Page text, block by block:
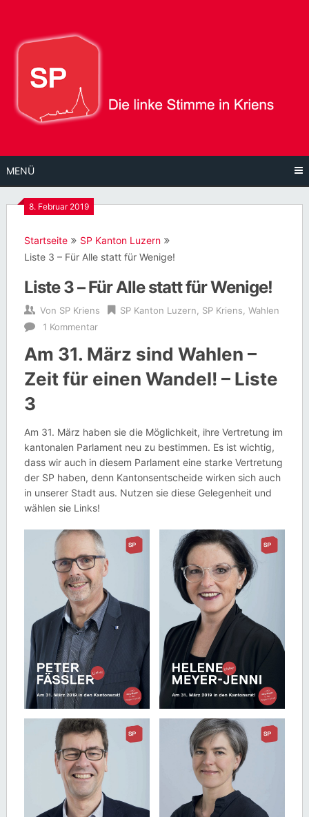
Inhalt
MENÜ
8. Februar 2019
Startseite
SP Kanton Luzern
Liste 3 – Für Alle statt für Wenige!
Liste 3 – Für Alle statt für Wenige!
Von SP Kriens SP Kanton Luzern SP Kriens Wahlen
1 Kommentar
Am 31. März sind Wahlen –
Zeit für einen Wandel! – Liste
3
Am 31. März haben sie die Möglichkeit, ihre Vertretung im
kantonalen Parlament neu zu bestimmen. Es ist wichtig,
dass wir auch in diesem Parlament eine starke Vertretung
der SP haben, denn Kantonsentscheide wirken sich auch
in unserer Stadt aus. Nutzen sie diese Gelegenheit und
wählen sie Links!